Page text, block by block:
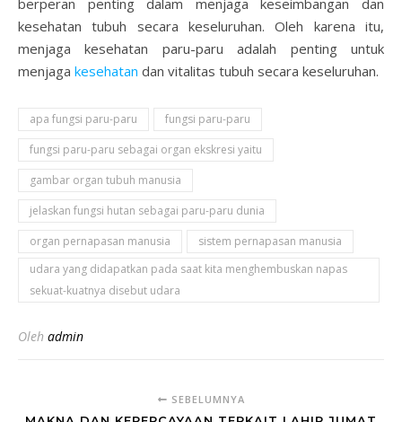
kesehatan tubuh secara keseluruhan. Oleh karena itu,
menjaga kesehatan paru-paru adalah penting untuk
menjaga kesehatan dan vitalitas tubuh secara keseluruhan.
apa fungsi paru-paru
fungsi paru-paru
fungsi paru-paru sebagai organ ekskresi yaitu
gambar organ tubuh manusia
jelaskan fungsi hutan sebagai paru-paru dunia
organ pernapasan manusia
sistem pernapasan manusia
udara yang didapatkan pada saat kita menghembuskan napas
sekuat-kuatnya disebut udara
Oleh admin
SEBELUMNYA